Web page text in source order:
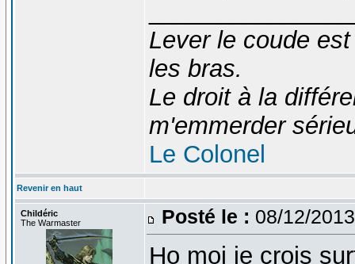
Lever le coude
les bras.
Le droit à la
m'emmerder
Le Colonel
Revenir en haut
Childéric
The Warmaster
Posté le : 08/12/
Ho moi je crois